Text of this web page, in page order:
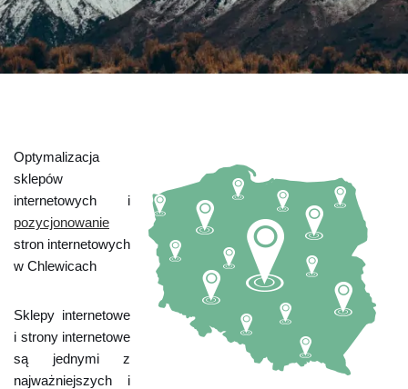
Optymalizacja
sklepów
internetowych i
pozycjonowanie
stron internetowych
w Chlewicach
Sklepy internetowe
i strony internetowe
są jednymi z
najważniejszych i